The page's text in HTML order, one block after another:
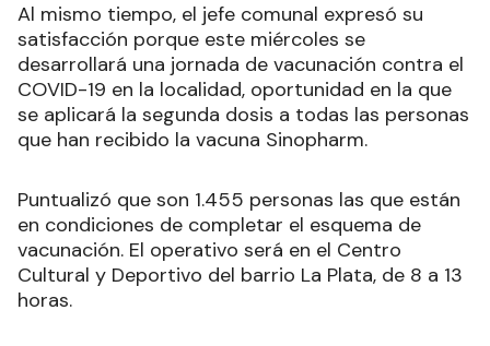
Al mismo tiempo, el jefe comunal expresó su
satisfacción porque este miércoles se
desarrollará una jornada de vacunación contra el
COVID-19 en la localidad, oportunidad en la que
se aplicará la segunda dosis a todas las personas
que han recibido la vacuna Sinopharm.
Puntualizó que son 1.455 personas las que están
en condiciones de completar el esquema de
vacunación. El operativo será en el Centro
Cultural y Deportivo del barrio La Plata, de 8 a 13
horas.